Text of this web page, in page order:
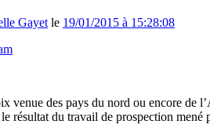
Gayet le 19/01/2015 à 15:28:08
venue des pays du nord ou encore de
résultat du travail de prospection